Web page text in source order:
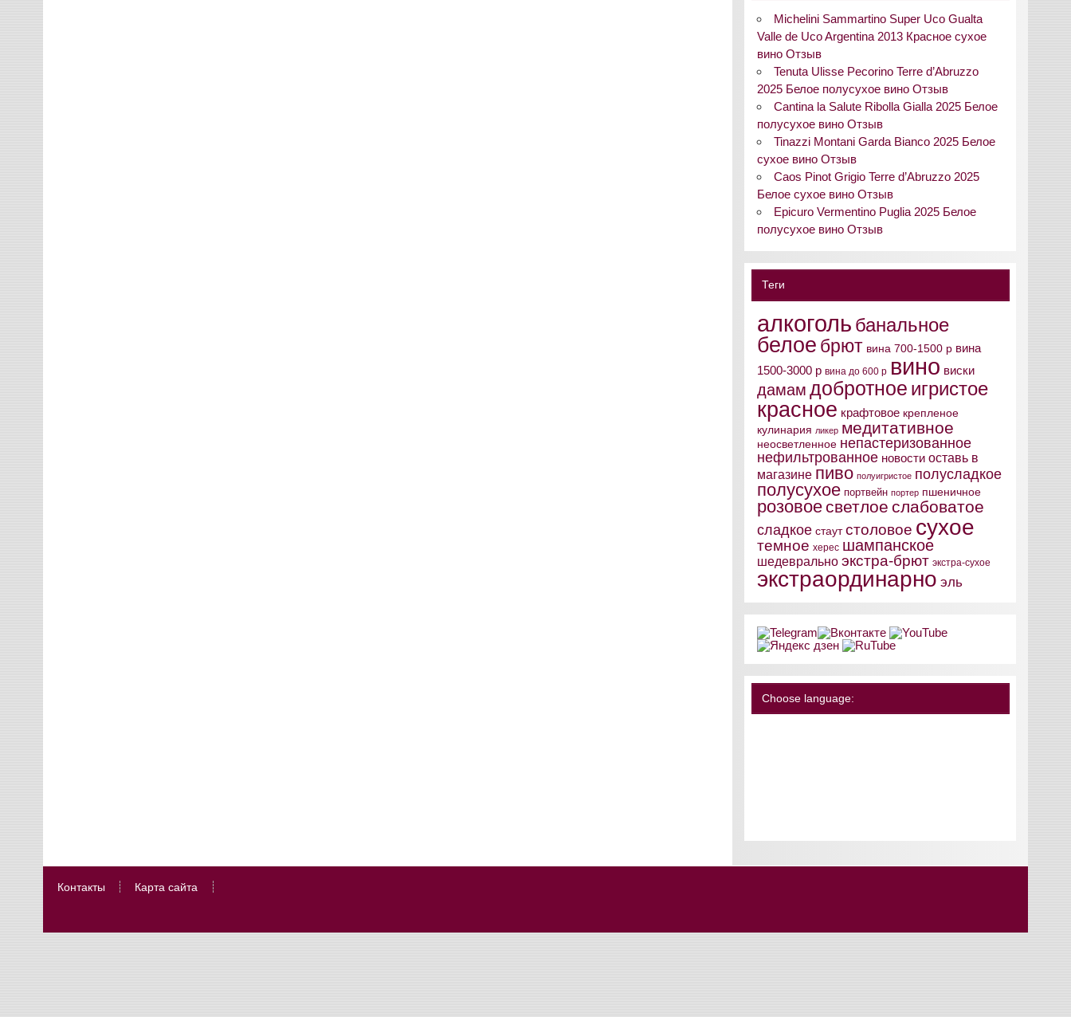
Michelini Sammartino Super Uco Gualta
Valle de Uco Argentina 2013 Красное сухое
вино Отзыв
Tenuta Ulisse Pecorino Terre d’Abruzzo
2025 Белое полусухое вино Отзыв
Cantina la Salute Ribolla Gialla 2025 Белое
полусухое вино Отзыв
Tinazzi Montani Garda Bianco 2025 Белое
сухое вино Отзыв
Caos Pinot Grigio Terre d’Abruzzo 2025
Белое сухое вино Отзыв
Epicuro Vermentino Puglia 2025 Белое
полусухое вино Отзыв
Теги
алкоголь банальное
белое брют вина 700-1500 р вина
1500-3000 р вина до 600 р вино виски
дамам добротное игристое
красное крафтовое крепленое
кулинария ликер медитативное
неосветленное непастеризованное
нефильтрованное новости оставь в
магазине пиво полуигристое полусладкое
полусухое портвейн портер пшеничное
розовоесветлое слабоватое
сладкое стаут столовое сухое
темное херес шампанское
шедеврально экстра-брют экстра-сухое
экстраординарно эль
Choose language:
Контакты Карта сайта